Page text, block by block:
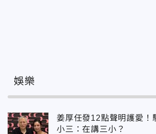
娛樂
姜厚任發12點聲明護愛！
小三：在講三小？